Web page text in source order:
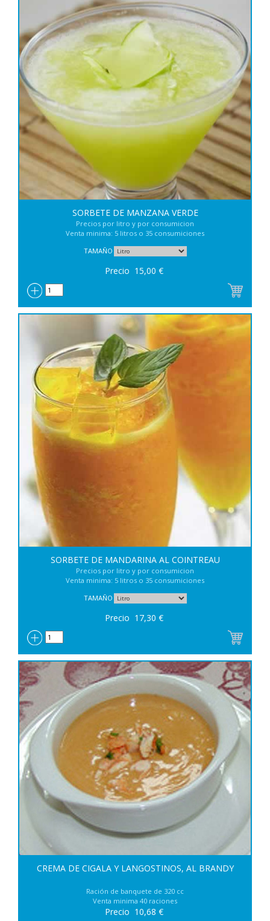
SORBETE DE MANZANA VERDE
Precios por litro y por consumicion
Venta minima: 5 litros o 35 consumiciones
TAMAÑO
Precio 15,00 €
SORBETE DE MANDARINA AL COINTREAU
Precios por litro y por consumicion
Venta minima: 5 litros o 35 consumiciones
TAMAÑO
Precio 17,30 €
CREMA DE CIGALA Y LANGOSTINOS, AL BRANDY
Ración de banquete de 320 cc
Venta minima 40 raciones
Precio 10,68 €